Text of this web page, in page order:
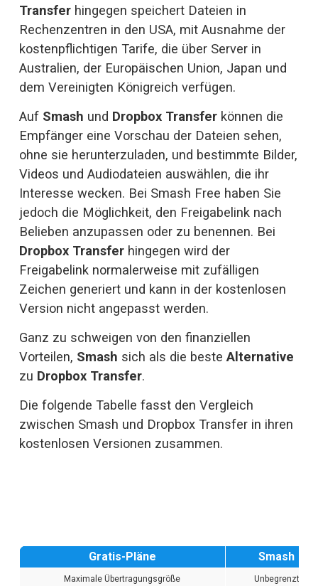
Transfer hingegen speichert Dateien in
Rechenzentren in den USA, mit Ausnahme der
kostenpflichtigen Tarife, die über Server in
Australien, der Europäischen Union, Japan und
dem Vereinigten Königreich verfügen.
Auf Smash und Dropbox Transfer können die
Empfänger eine Vorschau der Dateien sehen,
ohne sie herunterzuladen, und bestimmte Bilder,
Videos und Audiodateien auswählen, die ihr
Interesse wecken. Bei Smash Free haben Sie
jedoch die Möglichkeit, den Freigabelink nach
Dropbox Transfer hingegen wird der
Freigabelink normalerweise mit zufälligen
Zeichen generiert und kann in der kostenlosen
Version nicht angepasst werden.
Ganz zu schweigen von den finanziellen
Vorteilen, Smash sich als die beste Alternative
zu Dropbox Transfer.
Die folgende Tabelle fasst den Vergleich
zwischen Smash und Dropbox Transfer in ihren
kostenlosen Versionen zusammen.
Gratis-Pläne Smash
Maximale Übertragungsgröße Unbegrenzt